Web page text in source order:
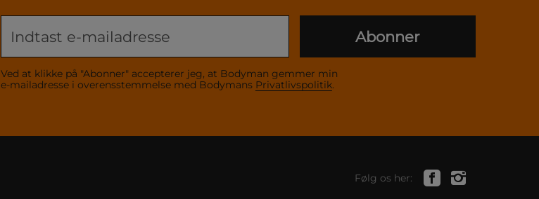
Ved at klikke på "Abonner" accepterer jeg, at Bodyman gemmer min
e-mailadresse i overensstemmelse med Bodymans Privatlivspolitik.
Abonner
Følg os her: